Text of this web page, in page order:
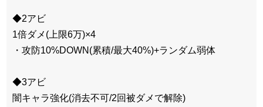
◆2アビ
1倍ダメ(上限6万)×4
・攻防10%DOWN(累積/最大40%)+ランダム弱体
◆3アビ
闇キャラ強化(消去不可/2回被ダメで解除)